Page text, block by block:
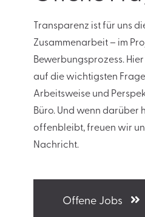
Transparenz ist für uns
Zusammenarbeit – im
Bewerbungsprozess.
auf die wichtigsten
Arbeitsweise und
Büro. Und wenn darüber
offenbleibt, freuen wir
Nachricht.
Offene Jobs